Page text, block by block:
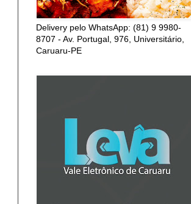
Delivery pelo WhatsApp: (81) 9 9980-
8707 - Av. Portugal, 976, Universitário,
Caruaru-PE